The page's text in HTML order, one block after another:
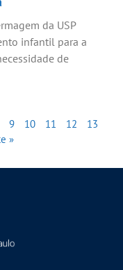
da USP
infantil para a
de
9 10 11 12
13
»